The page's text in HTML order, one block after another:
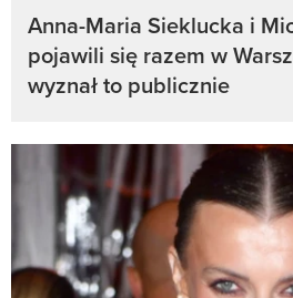
Anna-Maria Sieklucka i
pojawili się razem w
wyznał to publicznie